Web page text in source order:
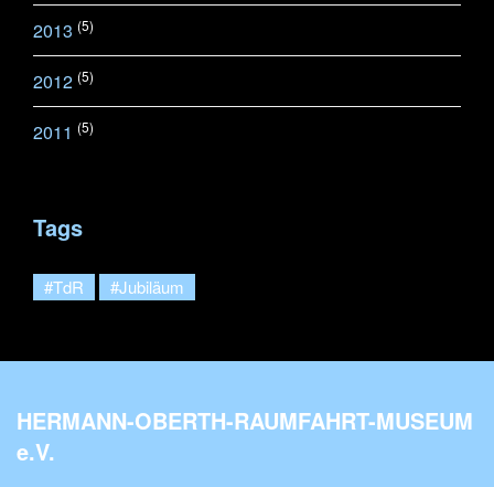
2013 (5)
2012 (5)
2011 (5)
Tags
#TdR #Jubiläum
HERMANN-OBERTH-RAUMFAHRT-MUSEUM
e.V.